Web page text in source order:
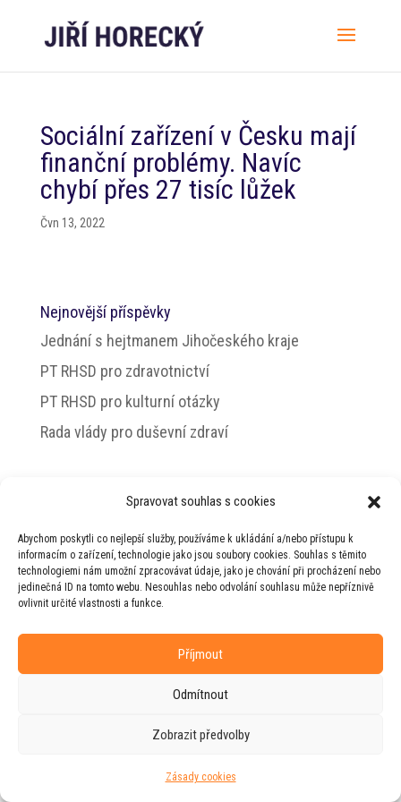
Spravovat souhlas s cookies
Abychom poskytli co nejlepší služby, používáme k ukládání a/nebo přístupu k
informacím o zařízení, technologie jako jsou soubory cookies. Souhlas s těmito
technologiemi nám umožní zpracovávat údaje, jako je chování při procházení nebo
jedinečná ID na tomto webu. Nesouhlas nebo odvolání souhlasu může nepříznivě
ovlivnit určité vlastnosti a funkce.
Příjmout
Odmítnout
Zobrazit předvolby
Zásady cookies
Sociální zařízení v Česku mají
finanční problémy. Navíc
chybí přes 27 tisíc lůžek
Čvn 13, 2022
Nejnovější příspěvky
Jednání s hejtmanem Jihočeského kraje
PT RHSD pro zdravotnictví
PT RHSD pro kulturní otázky
Rada vlády pro duševní zdraví
Horeckého
Web vytvořila firmaRUDIve spolupráci s
agenturou